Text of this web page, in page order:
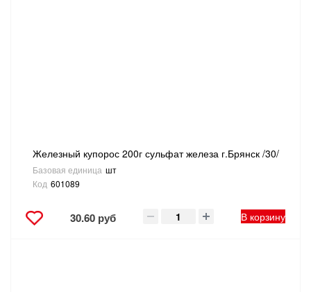
Железный купорос 200г сульфат железа г.Брянск /30/
Базовая единица шт
Код 601089
30.60 руб В корзину